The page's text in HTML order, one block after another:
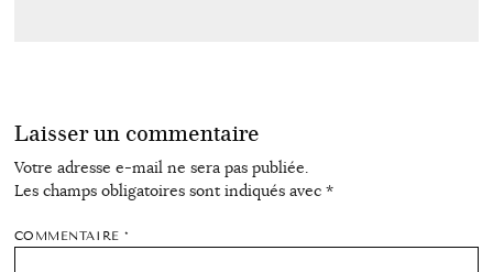
Laisser un commentaire
Votre adresse e-mail ne sera pas publiée.
Les champs obligatoires sont indiqués avec *
COMMENTAIRE*